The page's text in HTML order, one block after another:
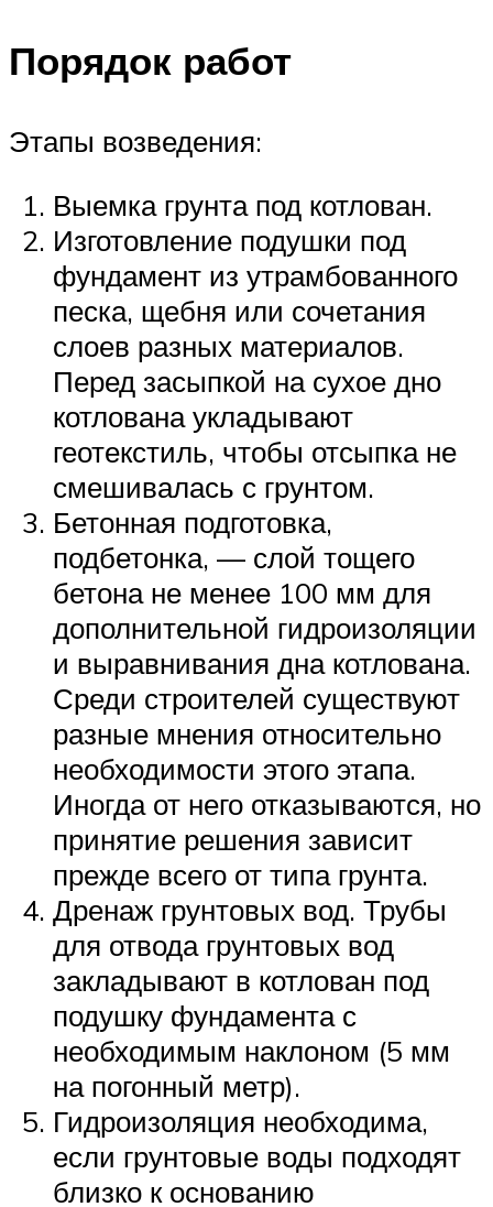
Порядок работ
Этапы возведения:
Выемка грунта под котлован.
Изготовление подушки под
фундамент из утрамбованного
песка, щебня или сочетания
слоев разных материалов.
Перед засыпкой на сухое дно
котлована укладывают
геотекстиль, чтобы отсыпка не
смешивалась с грунтом.
Бетонная подготовка,
подбетонка, — слой тощего
бетона не менее 100 мм для
дополнительной гидроизоляции
и выравнивания дна котлована.
Среди строителей существуют
разные мнения относительно
необходимости этого этапа.
Иногда от него отказываются, но
принятие решения зависит
прежде всего от типа грунта.
Дренаж грунтовых вод. Трубы
для отвода грунтовых вод
закладывают в котлован под
подушку фундамента с
необходимым наклоном (5 мм
на погонный метр).
Гидроизоляция необходима,
если грунтовые воды подходят
близко к основанию